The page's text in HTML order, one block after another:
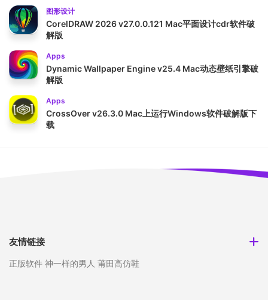
图形设计
CorelDRAW 2026 v27.0.0.121 Mac平面设计cdr软件破
解版
Apps
Dynamic Wallpaper Engine v25.4 Mac动态壁纸引擎破
解版
Apps
CrossOver v26.3.0 Mac上运行Windows软件破解版下
载
友情链接
正版软件 神一样的男人 莆田高仿鞋